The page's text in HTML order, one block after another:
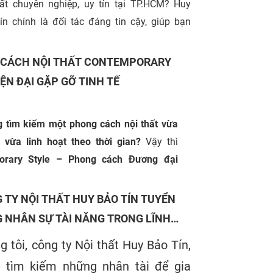
chuyên nghiệp, uy tín tại TP.HCM? Huy
chính là đối tác đáng tin cậy, giúp bạn
NỘI THẤT CONTEMPORARY
ĐẠI GẶP GỠ TINH TẾ
tìm kiếm một phong cách nội thất vừa
vừa linh hoạt theo thời gian?Vậy thì
Style – Phong cách Đương đại
Huy Bảo Tín sẽ cùng bạn khám phá
của phong cách này: từ định nghĩa,
nhận diện, đến lý do vì sao nó ngày
ưa chuộng trong các không gian sống
TY NỘI THẤT HUY BẢO TÍN TUYỂN
NHÂN SỰ TÀI NĂNG TRONG LĨNH
THẤT, THIẾT KẾ VÀ QUẢN LÝ
tôi, công ty Nội thất Huy Bảo Tín,
tìm kiếm những nhân tài để gia